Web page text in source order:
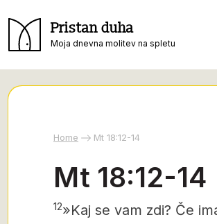
Pristan duha
Moja dnevna molitev na spletu
Home Mt 18:12-14
Mt 18:12-14
12»Kaj se vam zdi? Če